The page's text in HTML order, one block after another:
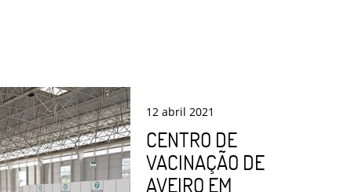
12 abril 2021
CENTRO DE
VACINAÇÃO DE
AVEIRO EM